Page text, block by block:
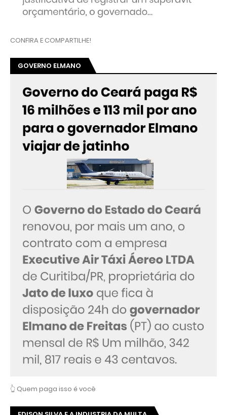
CONFIRA E COMPARTILHE!
GOVERNO ELMANO
👆 Quem paga isso é você